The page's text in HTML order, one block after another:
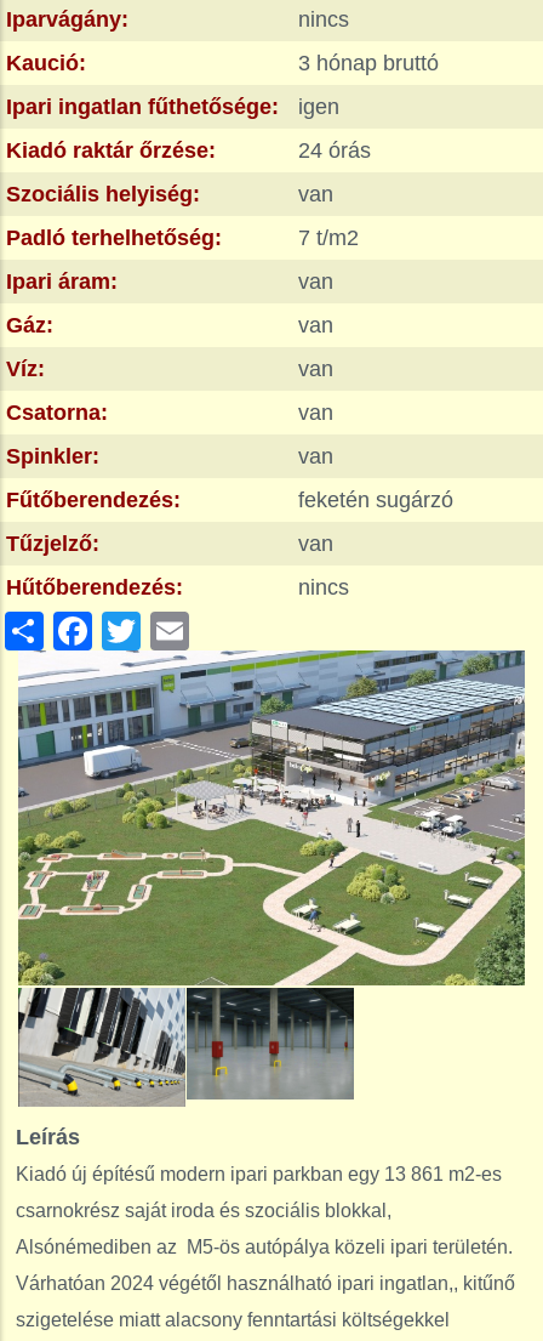
Iparvágány:
nincs
Kaució:
3 hónap bruttó
Ipari ingatlan fűthetősége:
igen
Kiadó raktár őrzése:
24 órás
Szociális helyiség:
van
Padló terhelhetőség:
7 t/m2
Ipari áram:
van
Gáz:
van
Víz:
van
Csatorna:
van
Spinkler:
van
Fűtőberendezés:
feketén sugárzó
Tűzjelző:
van
Hűtőberendezés:
nincs
ShareFacebook
Twitter
Leírás
Kiadó új építésű modern ipari parkban egy 13 861 m2-es
csarnokrész saját iroda és szociális blokkal,
Alsónémediben az M5-ös autópálya közeli ipari területén.
Várhatóan 2024 végétől használható ipari ingatlan,, kitűnő
szigetelése miatt alacsony fenntartási költségekkel